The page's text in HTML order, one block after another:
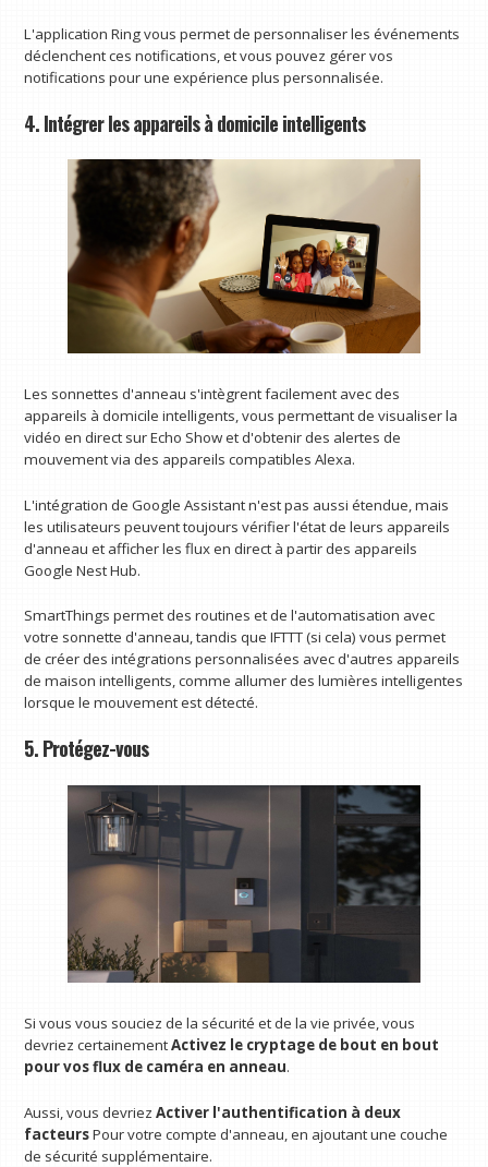
L'application Ring vous permet de personnaliser les événements
déclenchent ces notifications, et vous pouvez gérer vos
notifications pour une expérience plus personnalisée.
4. Intégrer les appareils à domicile intelligents
Les sonnettes d'anneau s'intègrent facilement avec des
appareils à domicile intelligents, vous permettant de visualiser la
vidéo en direct sur Echo Show et d'obtenir des alertes de
mouvement via des appareils compatibles Alexa.
L'intégration de Google Assistant n'est pas aussi étendue, mais
les utilisateurs peuvent toujours vérifier l'état de leurs appareils
d'anneau et afficher les flux en direct à partir des appareils
Google Nest Hub.
SmartThings permet des routines et de l'automatisation avec
votre sonnette d'anneau, tandis que IFTTT (si cela) vous permet
de créer des intégrations personnalisées avec d'autres appareils
de maison intelligents, comme allumer des lumières intelligentes
lorsque le mouvement est détecté.
5. Protégez-vous
Si vous vous souciez de la sécurité et de la vie privée, vous
devriez certainementActivez le cryptage de bout en bout
pour vos flux de caméra en anneau.
Aussi, vous devriez Activer l'authentification à deux
facteursPour votre compte d'anneau, en ajoutant une couche
de sécurité supplémentaire.